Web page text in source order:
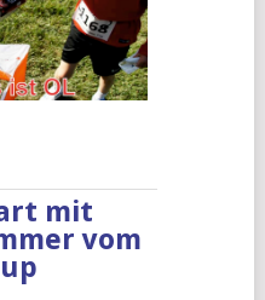
mit
vom